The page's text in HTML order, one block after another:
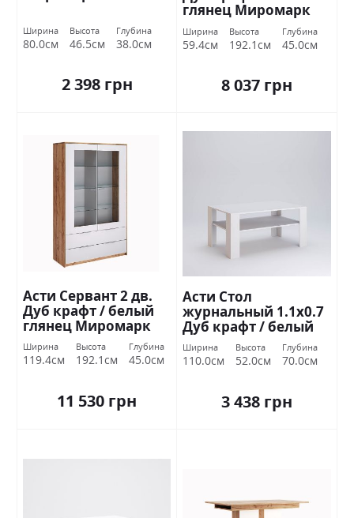
Ширина
80.0см
Высота
46.5см
Глубина
38.0см
2 398 грн
глянец Миромарк
Ширина
59.4см
Высота
192.1см
Глубина
45.0см
8 037 грн
Асти Сервант 2 дв.
Дуб крафт / белый
глянец Миромарк
Ширина
119.4см
Высота
192.1см
Глубина
45.0см
11 530 грн
Асти Стол
журнальный 1.1х0.7
Дуб крафт / белый
глянец Миромарк
Ширина
110.0см
Высота
52.0см
Глубина
70.0см
3 438 грн